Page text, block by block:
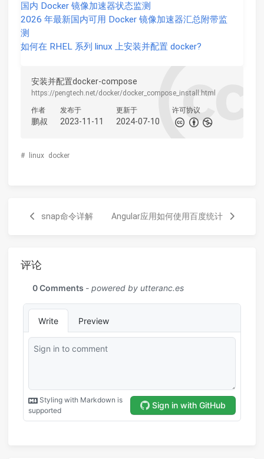
国内 Docker 镜像加速器状态监测
2026 年最新国内可用 Docker 镜像加速器汇总附带监
测
如何在 RHEL 系列 linux 上安装并配置 docker?
安装并配置docker-compose
https://pengtech.net/docker/docker_compose_install.html
作者
鹏叔
发布于
2023-11-11
更新于
2024-07-10
许可协议
# linux docker
snap命令详解 Angular应用如何使用百度统计
评论